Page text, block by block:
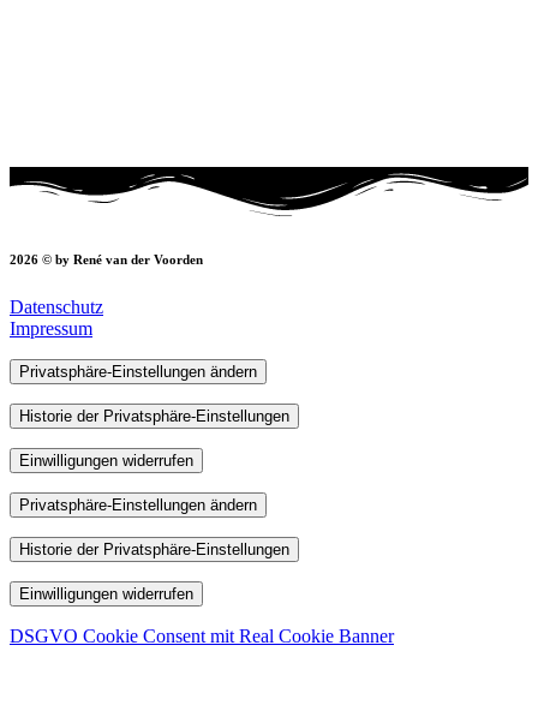
2026 © by René van der Voorden
Datenschutz
Impressum
Privatsphäre-Einstellungen ändern
Historie der Privatsphäre-Einstellungen
Einwilligungen widerrufen
Privatsphäre-Einstellungen ändern
Historie der Privatsphäre-Einstellungen
Einwilligungen widerrufen
DSGVO Cookie Consent mit Real Cookie Banner